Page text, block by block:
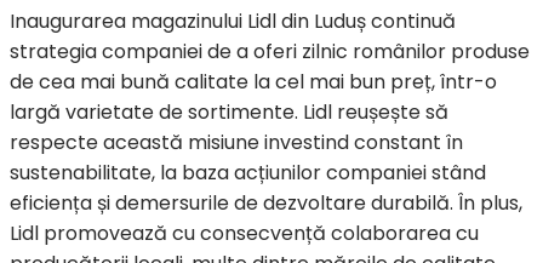
Inaugurarea magazinului Lidl din Luduș continuă
strategia companiei de a oferi zilnic românilor produse
de cea mai bună calitate la cel mai bun preț, într-o
largă varietate de sortimente. Lidl reușește să
respecte această misiune investind constant în
sustenabilitate, la baza acțiunilor companiei stând
eficiența și demersurile de dezvoltare durabilă. În plus,
Lidl promovează cu consecvență colaborarea cu